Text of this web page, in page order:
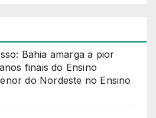
Bahia amarga a pior
finais do Ensino
do Nordeste no Ensino